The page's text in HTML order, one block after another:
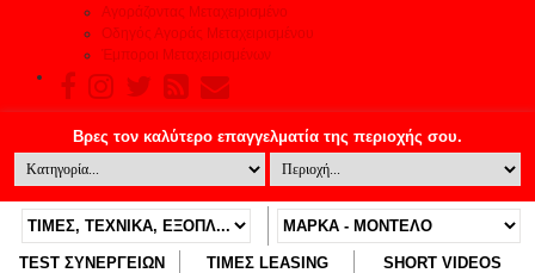
Αγοράζοντας Μεταχειρισμένο
Οδηγός Αγοράς Μεταχειρισμένου
Έμποροι Μεταχειρισμένων
TEST ΣΥΝΕΡΓΕΙΩΝ ΤΙΜΕΣ LEASING SHORT VIDEOS